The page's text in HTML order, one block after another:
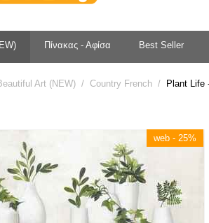
Πίνακας - Αφίσα Best Seller
Art (NEW) / Country French / Plant Life
web - 25%